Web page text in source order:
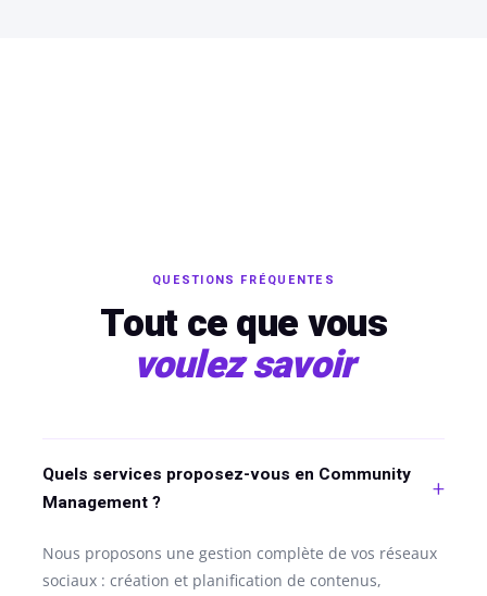
QUESTIONS FRÉQUENTES
Tout ce que vous
voulez savoir
Quels services proposez-vous en Community
Management ?
Nous proposons une gestion complète de vos réseaux
sociaux : création et planification de contenus,